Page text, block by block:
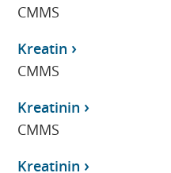
CMMS
Kreatin
CMMS
Kreatinin
CMMS
Kreatinin